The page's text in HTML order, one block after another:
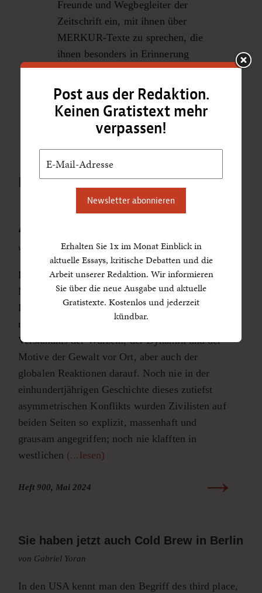
Freunde und Wegbegleiter der
Zeitschrift ein, mit ihnen über
MERKUR-Texte zu sprechen, die
ihnen besonders in Erinnerung
geblieben sind.
zur Video-Interviewreihe
MEISTGELESEN
Anatomie der Gewalt
von Avner Ofrath
Die beispiellose Brutalität, die in den frühen
Morgenstunden des 7. Oktober 2023 in
Israel /Palästina entfesselt wurde und seither
nicht abreißt, erfordert ein neues Vokabular und
Verständnis der Wurzeln, der Dynamik und der
Motive der Gewalt vor Ort, aber auch der
globalen Reaktionen darauf. Noch nie in der
einhundertjährigen Geschichte dieses zutiefst
asymmetrischen Konflikts wurden Zivilisten auf
beiden Seiten so explizit, massenhaft und
grausam angegriffen; noch nie klafften in
westlichen (...lesen)
Heft 900, Mai 2024
Sie haben jetzt auch Cold Brew in Berlin
von Gabriel Yoran
In den USA kennt man den Begriff des third place,
Post aus der Redaktion.
Keinen Gratistext mehr
verpassen!
Newsletter abonnieren
Erhalten Sie 1x im Monat Einblick in
aktuelle Essays, kritische Debatten und die
Arbeit unserer Redaktion. Wir informieren
Sie über die neue Ausgabe und aktuelle
Gratistexte. Kostenlos und jederzeit
kündbar.